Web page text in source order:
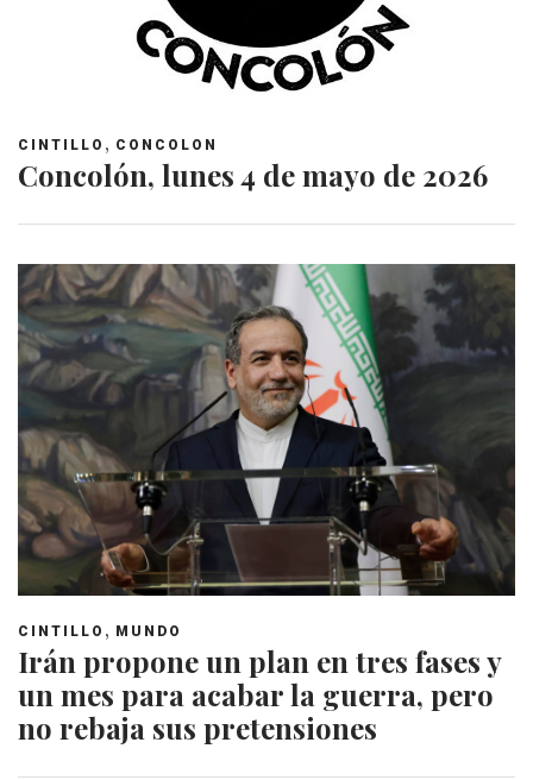
CINTILLO , CONCOLON
Concolón, lunes 4 de mayo de 2026
CINTILLO , MUNDO
Irán propone un plan en tres fases y
un mes para acabar la guerra, pero
no rebaja sus pretensiones